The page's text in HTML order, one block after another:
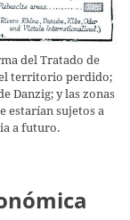
del Tratado de
el territorio perdido;
Danzig; y las zonas
estarían sujetos a
a futuro.